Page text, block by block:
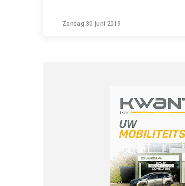
Zondag 30 juni 2019